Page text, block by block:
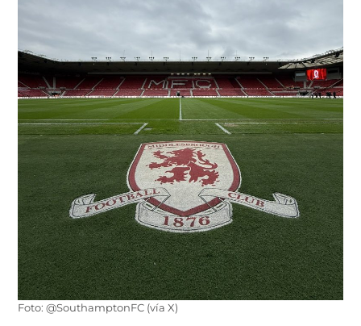
Foto: @SouthamptonFC (vía X)